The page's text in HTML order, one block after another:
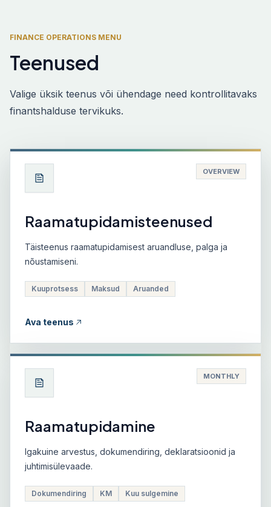
FINANCE OPERATIONS MENU
Teenused
Valige üksik teenus või ühendage need kontrollitavaks
finantshalduse tervikuks.
OVERVIEW
Raamatupidamisteenused
Täisteenus raamatupidamisest aruandluse, palga ja
nõustamiseni.
Kuuprotsess Maksud Aruanded
Ava teenus
MONTHLY
Raamatupidamine
Igakuine arvestus, dokumendiring, deklaratsioonid ja
juhtimisülevaade.
Dokumendiring KM Kuu sulgemine